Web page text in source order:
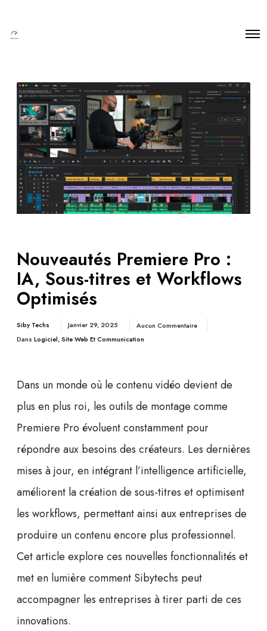
Nouveautés Premiere Pro :
IA, Sous-titres et Workflows
Optimisés
Siby Techs Janvier 29, 2025
Aucun Commentaire
Dans Logiciel,Site Web Et Communication
Dans un monde où le contenu vidéo devient de
plus en plus roi, les outils de montage comme
Premiere Pro évoluent constamment pour
répondre aux besoins des créateurs. Les dernières
mises à jour, en intégrant l’intelligence artificielle,
améliorent la création de sous-titres et optimisent
les workflows, permettant ainsi aux entreprises de
produire un contenu encore plus professionnel.
Cet article explore ces nouvelles fonctionnalités et
met en lumière comment Sibytechs peut
accompagner les entreprises à tirer parti de ces
innovations.